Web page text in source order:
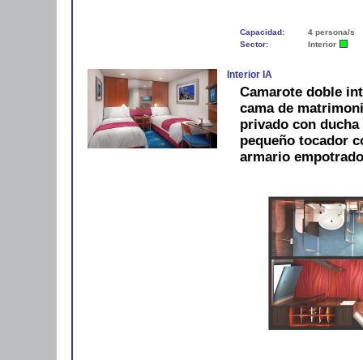
Capacidad:
4 persona/s
Sector:
Interior
Interior IA
Camarote doble
cama de
privado con
pequeño tocador
armario